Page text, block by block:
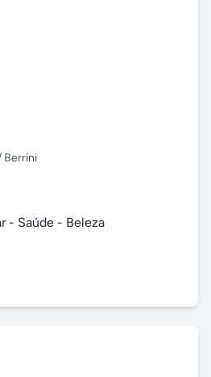
Berrini
- Saúde - Beleza